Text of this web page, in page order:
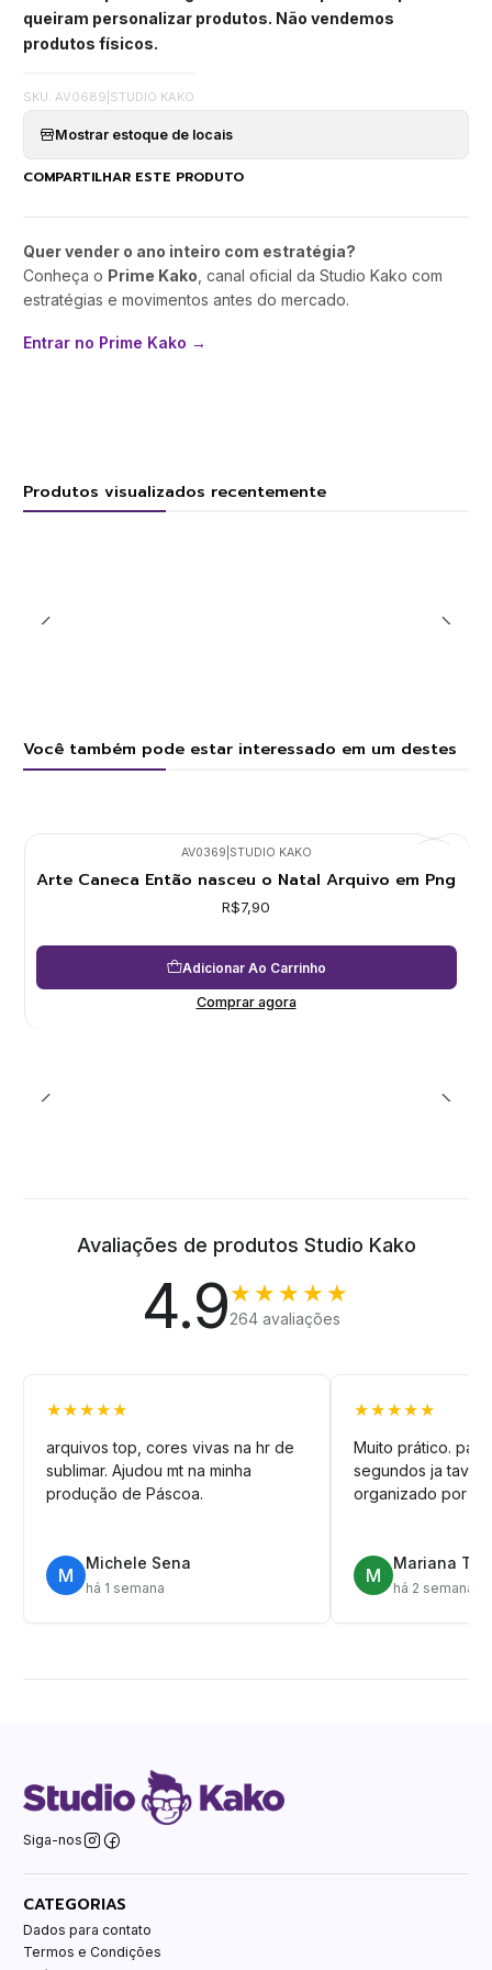
queiram personalizar produtos. Não vendemos
produtos físicos.
SKU: AV0689 STUDIO KAKO
Mostrar estoque de locais
COMPARTILHAR ESTE PRODUTO
Quer vender o ano inteiro com estratégia?
Conheça o Prime Kako , canal oficial da Studio Kako com
estratégias e movimentos antes do mercado.
Entrar no Prime Kako →
Produtos visualizados recentemente
Você também pode estar interessado em um destes
AV0369 STUDIO KAKO
Arte Caneca Então nasceu o Natal Arquivo em Png
R$7,90
Adicionar Ao Carrinho
Comprar agora
Avaliações de produtos Studio Kako
4.9★★★★★
264 avaliações
★★★★★
arquivos top, cores vivas na hr de
sublimar. Ajudou mt na minha
produção de Páscoa.
M
Michele Sena
há 1 semana
★★★★★
Muito prático.
segundos ja tava
organizado por
M
Mariana T.
há 2 semanas
Siga-nos
CATEGORIAS
Dados para contato
Termos e Condições